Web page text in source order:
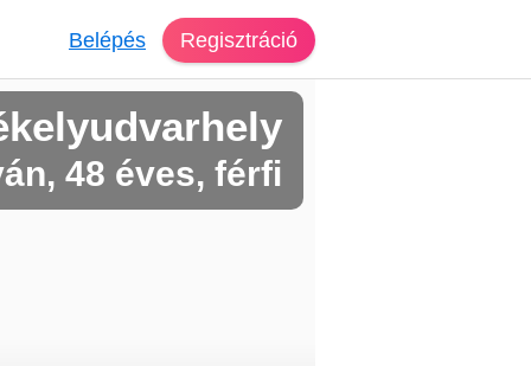
Belépés Regisztráció
48 éves, férfi